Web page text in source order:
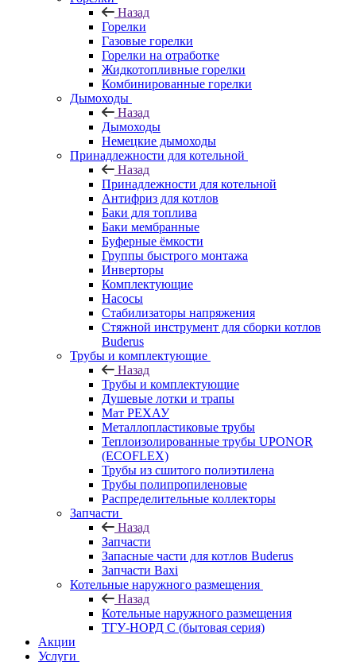
Назад
Горелки
Газовые горелки
Горелки на отработке
Жидкотопливные горелки
Комбинированные горелки
Дымоходы
Назад
Дымоходы
Немецкие дымоходы
Принадлежности для котельной
Назад
Принадлежности для котельной
Антифриз для котлов
Баки для топлива
Баки мембранные
Буферные ёмкости
Группы быстрого монтажа
Инверторы
Комплектующие
Насосы
Стабилизаторы напряжения
Стяжной инструмент для сборки котлов
Buderus
Трубы и комплектующие
Назад
Трубы и комплектующие
Душевые лотки и трапы
Мат РЕХАУ
Металлопластиковые трубы
Теплоизолированные трубы UPONOR
(ECOFLEX)
Трубы из сшитого полиэтилена
Трубы полипропиленовые
Распределительные коллекторы
Запчасти
Назад
Запчасти
Запасные части для котлов Buderus
Запчасти Baxi
Котельные наружного размещения
Назад
Котельные наружного размещения
ТГУ-НОРД С (бытовая серия)
Акции
Услуги